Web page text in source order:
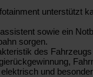
unterstützt
sowie ein
sorgen.
des
und